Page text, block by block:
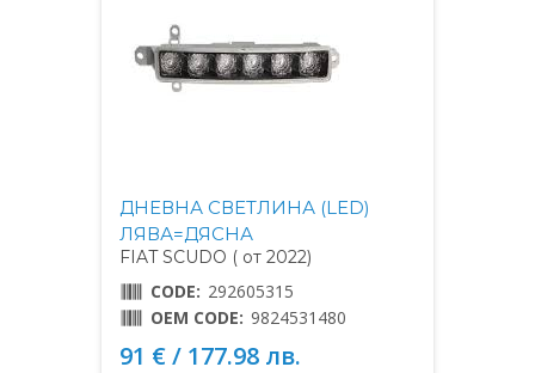
ДНЕВНА СВЕТЛИНА (LED)
ЛЯВА=ДЯСНА
FIAT SCUDO ( от 2022)
CODE: 292605315
OEM CODE: 9824531480
91 € / 177.98 лв.